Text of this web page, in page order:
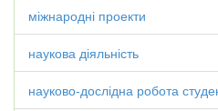
міжнародні проекти
наукова діяльність
науково-дослідна робота